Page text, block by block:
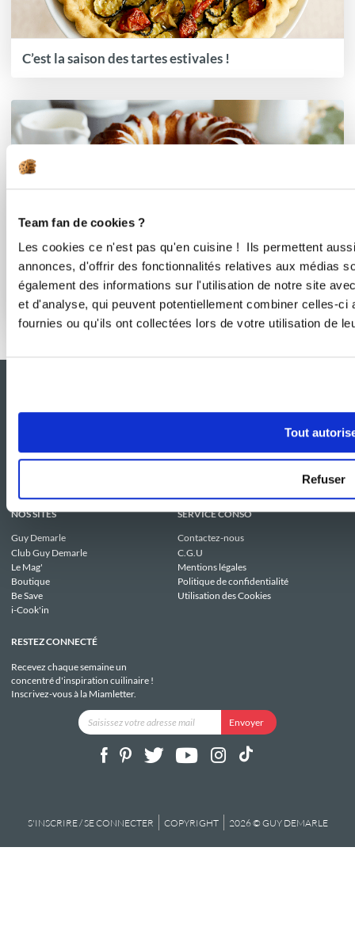
Team fan de cookies ?
Les cookies ce n'est pas qu'en cuisine ! Ils permettent
annonces, d'offrir des fonctionnalités relatives aux médias
également des informations sur l'utilisation de notre site
et d'analyse, qui peuvent potentiellement combiner celles-
fournies ou qu'ils ont collectées lors de votre utilisation de
Tout
Refuser
C’est la saison des tartes estivales !
Effet boulangerie assuré à la maison
NOS SITES
Guy Demarle
Club Guy Demarle
Le Mag'
Boutique
Be Save
i-Cook'in
SERVICE CONSO
Contactez-nous
C.G.U
Mentions légales
Politique de confidentialité
Utilisation des Cookies
RESTEZ CONNECTÉ
Recevez chaque semaine un
concentré d'inspiration cuilinaire !
Inscrivez-vous à la Miamletter.
S'INSCRIRE / SE CONNECTER COPYRIGHT 2026 © GUY DEMARLE